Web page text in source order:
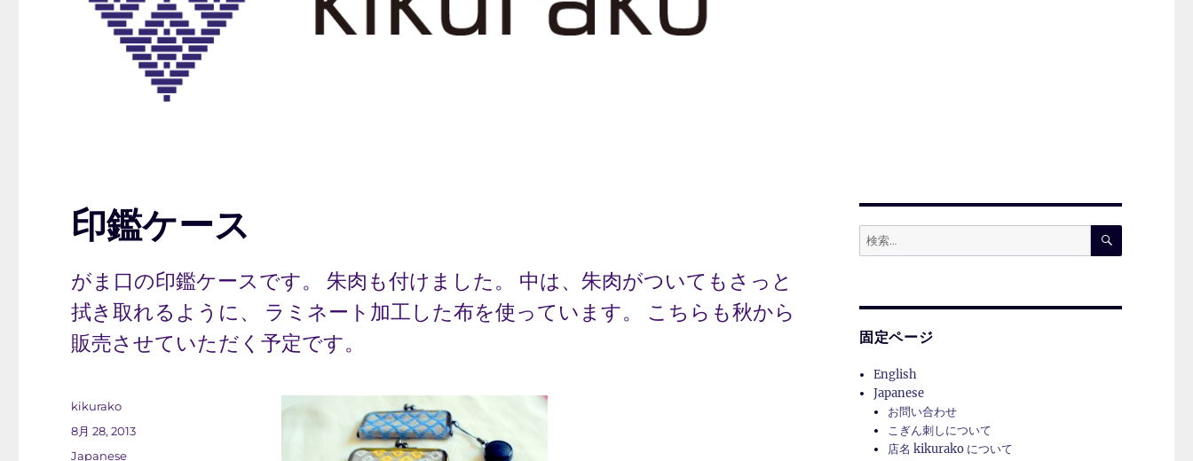
印鑑ケース
がま口の印鑑ケースです。 朱肉も付けました。 中は、朱肉がついてもさっと
拭き取れるように、 ラミネート加工した布を使っています。 こちらも秋から
販売させていただく予定です。
投
稿
kikurako
投
8月 28, 2013
カ
Japanese
検
索:
検
固定ページ
English
Japanese
お問い合わせ
こぎん刺しについて
店名 kikurako について